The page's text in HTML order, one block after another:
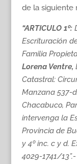
de la siguiente
“ARTICULO 1º:
Escrituración
Familia
Lorena Ventre,
Catastral:
Manzana 537-
Chacabuco,
intervenga la
Provincia de
y 4º inc. c y d.
4029-1741/13”.-